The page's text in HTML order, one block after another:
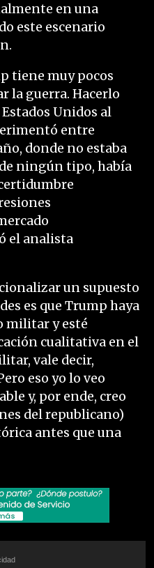
en una
este escenario
tiene muy pocos
la guerra. Hacerlo
Unidos al
entre
donde no estaba
ningún tipo, había
el analista
un supuesto
es que Trump haya
militar y esté
cualitativa en el
vale decir,
eso yo lo veo
y, por ende, creo
del republicano)
antes que una